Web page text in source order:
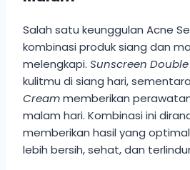
Salah satu keunggulan Acne
kombinasi produk siang dan
melengkapi. Sunscreen Double
kulitmu di siang hari, sementara
Creammemberikan
malam hari. Kombinasi ini
memberikan hasil yang
lebih bersih, sehat, dan